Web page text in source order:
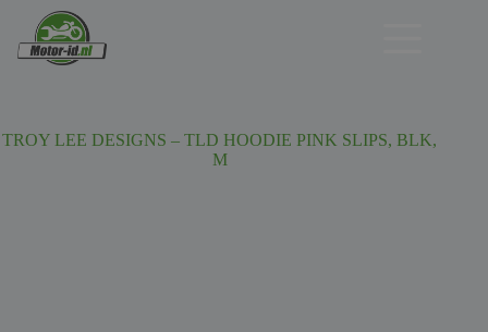
TROY LEE DESIGNS – TLD HOODIE PINK SLIPS, BLK,
M